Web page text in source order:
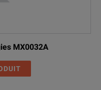
MX0032A